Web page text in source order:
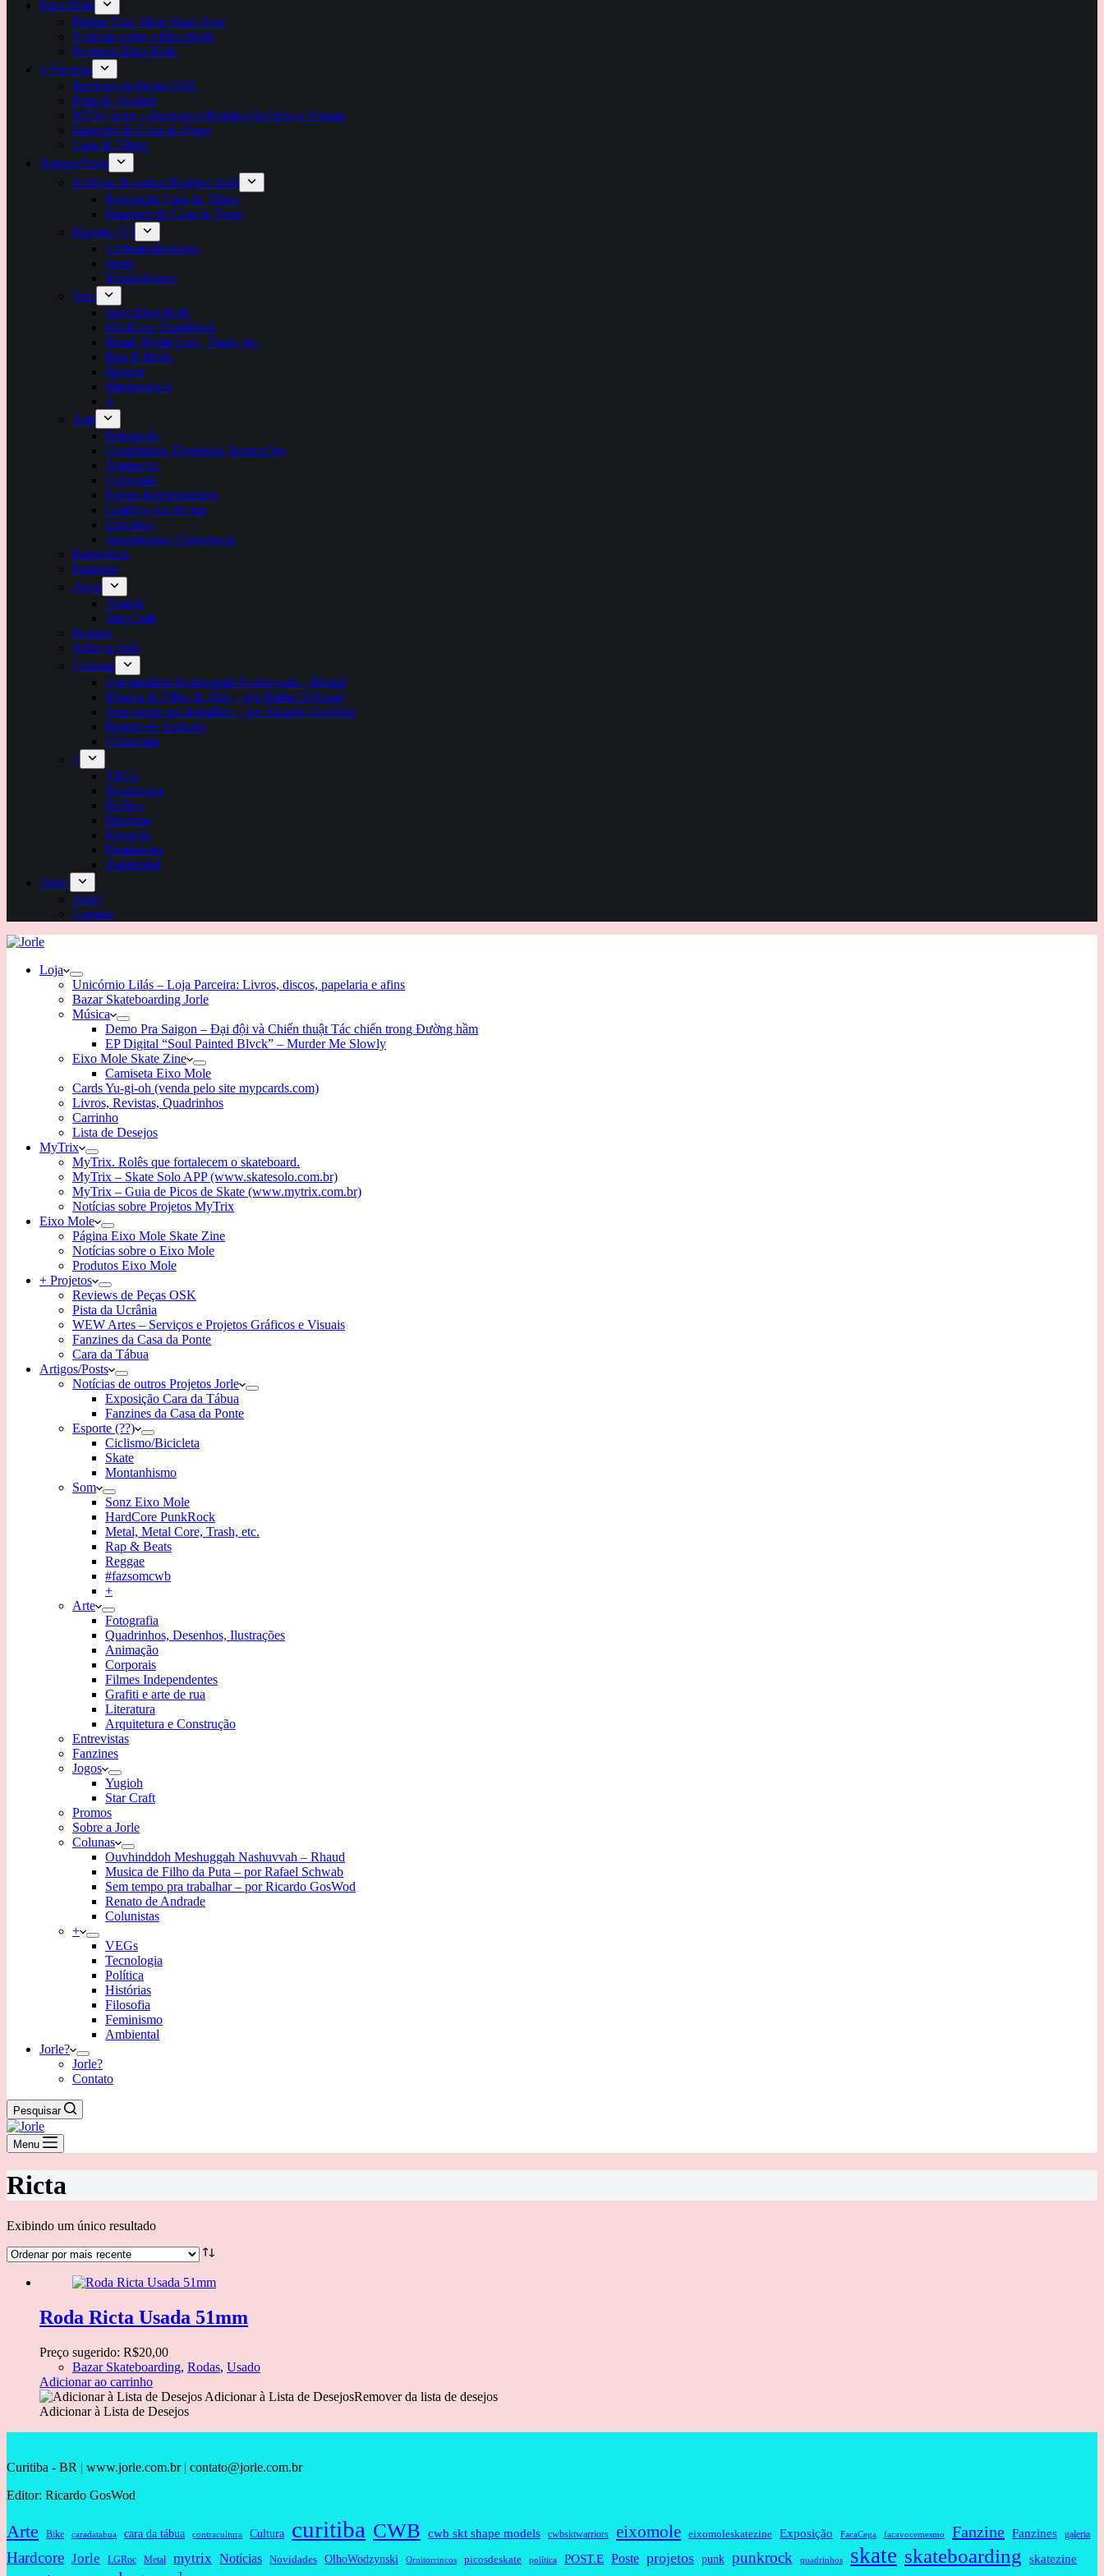
Eixo Mole
Página Eixo Mole Skate Zine
Notícias sobre o Eixo Mole
Produtos Eixo Mole
+ Projetos
Reviews de Peças OSK
Pista da Ucrânia
WEW Artes – Serviços e Projetos Gráficos e Visuais
Fanzines da Casa da Ponte
Cara da Tábua
Artigos/Posts
Notícias de outros Projetos Jorle
Exposição Cara da Tábua
Fanzines da Casa da Ponte
Esporte (??)
Ciclismo/Bicicleta
Skate
Montanhismo
Som
Sonz Eixo Mole
HardCore PunkRock
Metal, Metal Core, Trash, etc.
Rap & Beats
Reggae
#fazsomcwb
+
Arte
Fotografia
Quadrinhos, Desenhos, Ilustrações
Animação
Corporais
Filmes Independentes
Grafiti e arte de rua
Literatura
Arquitetura e Construção
Entrevistas
Fanzines
Jogos
Yugioh
Star Craft
Promos
Sobre a Jorle
Colunas
Ouvhinddoh Meshuggah Nashuvvah – Rhaud
Musica de Filho da Puta – por Rafael Schwab
Sem tempo pra trabalhar – por Ricardo GosWod
Renato de Andrade
Colunistas
+
VEGs
Tecnologia
Política
Histórias
Filosofia
Feminismo
Ambiental
Jorle?
Jorle?
Contato
Loja
Unicórnio Lilás – Loja Parceira: Livros, discos, papelaria e afins
Bazar Skateboarding Jorle
Música
Demo Pra Saigon – Đại đội và Chiến thuật Tác chiến trong Đường hầm
EP Digital “Soul Painted Blvck” – Murder Me Slowly
Eixo Mole Skate Zine
Camiseta Eixo Mole
Cards Yu-gi-oh (venda pelo site mypcards.com)
Livros, Revistas, Quadrinhos
Carrinho
Lista de Desejos
MyTrix
MyTrix. Rolês que fortalecem o skateboard.
MyTrix – Skate Solo APP (www.skatesolo.com.br)
MyTrix – Guia de Picos de Skate (www.mytrix.com.br)
Notícias sobre Projetos MyTrix
Eixo Mole
Página Eixo Mole Skate Zine
Notícias sobre o Eixo Mole
Produtos Eixo Mole
+ Projetos
Reviews de Peças OSK
Pista da Ucrânia
WEW Artes – Serviços e Projetos Gráficos e Visuais
Fanzines da Casa da Ponte
Cara da Tábua
Artigos/Posts
Notícias de outros Projetos Jorle
Exposição Cara da Tábua
Fanzines da Casa da Ponte
Esporte (??)
Ciclismo/Bicicleta
Skate
Montanhismo
Som
Sonz Eixo Mole
HardCore PunkRock
Metal, Metal Core, Trash, etc.
Rap & Beats
Reggae
#fazsomcwb
+
Arte
Fotografia
Quadrinhos, Desenhos, Ilustrações
Animação
Corporais
Filmes Independentes
Grafiti e arte de rua
Literatura
Arquitetura e Construção
Entrevistas
Fanzines
Jogos
Yugioh
Star Craft
Promos
Sobre a Jorle
Colunas
Ouvhinddoh Meshuggah Nashuvvah – Rhaud
Musica de Filho da Puta – por Rafael Schwab
Sem tempo pra trabalhar – por Ricardo GosWod
Renato de Andrade
Colunistas
+
VEGs
Tecnologia
Política
Histórias
Filosofia
Feminismo
Ambiental
Jorle?
Jorle?
Contato
Pesquisar
Menu
Ricta
Exibindo um único resultado
Roda Ricta Usada 51mm
Preço sugerido: R$20,00
Bazar Skateboarding, Rodas, Usado
Adicionar ao carrinho
Adicionar à Lista de DesejosRemover da lista de desejos
Adicionar à Lista de Desejos
Curitiba - BR | www.jorle.com.br | contato@jorle.com.br
Editor: Ricardo GosWod
Arte Bike caradatabua cara da tábua contracultura Cultura curitiba CWB cwb skt shape models cwbsktwarriors eixomole eixomoleskatezine Exposição FacaCega facavocemesmo Fanzine Fanzines galeria
Hardcore Jorle LGRoc Metal mytrix Notícias Novidades OlhoWodzynski Ornitorrincos picosdeskate política POST.E Poste projetos punk punkrock quadrinhos skate skateboarding skatezine